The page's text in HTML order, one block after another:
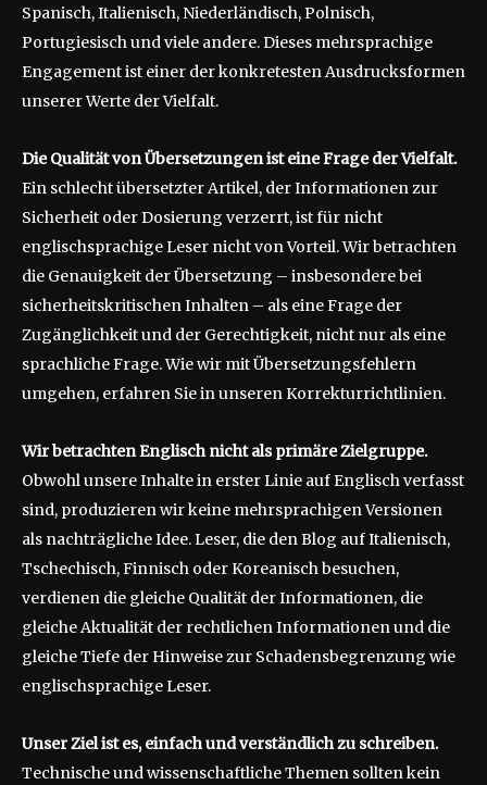
Spanisch, Italienisch, Niederländisch, Polnisch,
Portugiesisch und viele andere. Dieses mehrsprachige
Engagement ist einer der konkretesten Ausdrucksformen
unserer Werte der Vielfalt.
Die Qualität von Übersetzungen ist eine Frage der Vielfalt.
Ein schlecht übersetzter Artikel, der Informationen zur
Sicherheit oder Dosierung verzerrt, ist für nicht
englischsprachige Leser nicht von Vorteil. Wir betrachten
die Genauigkeit der Übersetzung – insbesondere bei
sicherheitskritischen Inhalten – als eine Frage der
Zugänglichkeit und der Gerechtigkeit, nicht nur als eine
sprachliche Frage. Wie wir mit Übersetzungsfehlern
umgehen, erfahren Sie in unseren Korrekturrichtlinien.
Wir betrachten Englisch nicht als primäre Zielgruppe.
Obwohl unsere Inhalte in erster Linie auf Englisch verfasst
sind, produzieren wir keine mehrsprachigen Versionen
als nachträgliche Idee. Leser, die den Blog auf Italienisch,
Tschechisch, Finnisch oder Koreanisch besuchen,
verdienen die gleiche Qualität der Informationen, die
gleiche Aktualität der rechtlichen Informationen und die
gleiche Tiefe der Hinweise zur Schadensbegrenzung wie
englischsprachige Leser.
Unser Ziel ist es, einfach und verständlich zu schreiben.
Technische und wissenschaftliche Themen sollten kein